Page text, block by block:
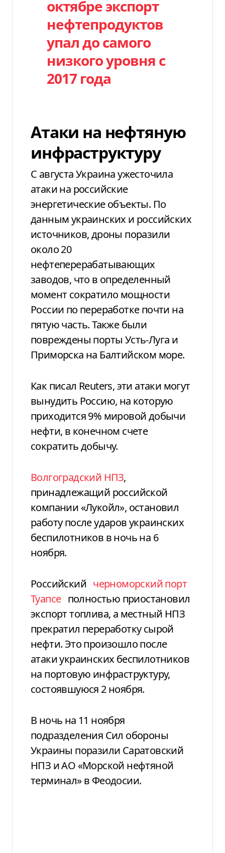
октябре экспорт
нефтепродуктов
упал до самого
низкого уровня с
2017 года
Атаки на нефтяную
инфраструктуру
С августа Украина ужесточила
атаки на российские
энергетические объекты. По
данным украинских и российских
источников, дроны поразили
около 20
нефтеперерабатывающих
заводов, что в определенный
момент сократило мощности
России по переработке почти на
пятую часть. Также были
повреждены порты Усть-Луга и
Приморска на Балтийском море.
Как писал Reuters, эти атаки могут
вынудить Россию, на которую
приходится 9% мировой добычи
нефти, в конечном счете
сократить добычу.
Волгоградский НПЗ,
принадлежащий российской
компании «Лукойл», остановил
работу после ударов украинских
беспилотников в ночь на 6
ноября.
Российский черноморский порт
Туапсе полностью приостановил
экспорт топлива, а местный НПЗ
прекратил переработку сырой
нефти. Это произошло после
атаки украинских беспилотников
на портовую инфраструктуру,
состоявшуюся 2 ноября.
В ночь на 11 ноября
подразделения Сил обороны
Украины поразили Саратовский
НПЗ и АО «Морской нефтяной
терминал» в Феодосии.